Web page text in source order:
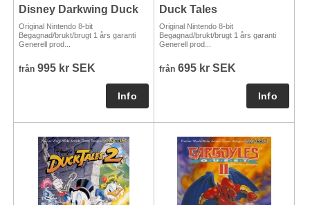
Disney Darkwing Duck
Original Nintendo 8-bit
Begagnad/brukt/brugt 1 års garanti
Generell prod...
från 995 kr SEK
Duck Tales
Original Nintendo 8-bit
Begagnad/brukt/brugt 1 års garanti
Generell prod...
från 695 kr SEK